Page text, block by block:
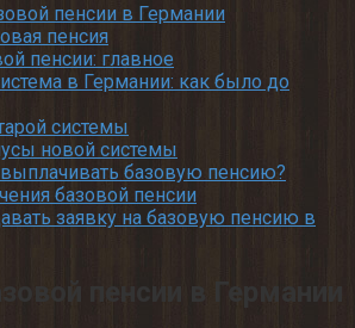
пенсии в Германии
пенсия
пенсии: главное
в Германии: как было до
системы
новой системы
выплачивать базовую пенсию?
базовой пенсии
заявку на базовую пенсию в
пенсии в Германии